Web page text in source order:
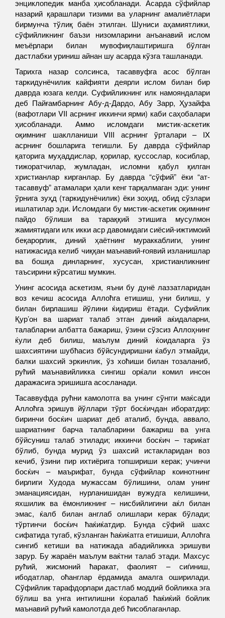
энциклопедик манба ҳисобланади. Асарда сўфийлар
назарий қарашлари тизими ва уларнинг амалиётлари
бирмунча тўлиқ баён этилган. Шуниси аҳамиятлики,
сўфийликнинг баъзи низомларини анъанавий ислом
меъёрлари билан мувофиқлаштиришга бўлган
дастлабки уриниш айнан шу асарда кўзга ташланади.
Тарихга назар солсинса, тасаввуфга асос бўлган
таркидунёчилик кайфияти деярли ислом билан бир
даврда юзага келди. Суфийликнинг илк намояндалари
деб Пайғамбарнинг Абу-д-Дардо, Абу Зарр, Ҳузайфа
(вафотлари VII асрнинг иккинчи ярми) каби саҳобалари
ҳисобланади. Аммо исломдаги мистик-аскетик
оқимнинг шаклланиши VIII асрнинг ўрталари – IX
асрнинг бошларига тегишли. Бу даврда сўфийлар
қаторига муҳаддислар, қорилар, қуссослар, косиблар,
тижоратчилар, жумладан, исломни қабул қилган
христианлар кирганлар. Бу даврда “сўфий” ёки “ат-
тасаввуф” атамалари ҳали кенг тарқалмаган эди: унинг
ўрнига зуҳд (таркидунёчилик) ёки зоҳид, обид сўзлари
ишлатилар эди. Исломдаги бу мистик-аскетик оқимнинг
пайдо бўлиши ва тараққий этишига мусулмон
жамиятидаги илк икки аср давомидаги сиёсий-ижтимоий
беқарорлик, диний ҳаётнинг мураккаблиги, унинг
натижасида келиб чиққан маънавий-ғоявий изланишлар
ва бошқа динларнинг, хусусан, христианликнинг
таъсирини кўрсатиш мумкин.
Унинг асосида аскетизм, яъни бу дунё лаззатларидан
воз кечиш асосида Аллоћга етишиш, уни билиш, у
билан бирлашиш йўлини ќидириш ётади. Суфийлик
Қур’он ва шариат талаб этган диний аќидаларни,
талабларни албатта бажариш, ўзини сўзсиз Аллоҳнинг
ќули деб билиш, маълум диний ќоидаларга ўз
шахсиятини шубћасиз бўйсундиришни ќабул этмайди,
балки шахсий эркинлик, ўз хоћиши билан тозаланиб,
рућий маънавийликка сингиш орќали комил инсон
даражасига эришишга асосланади.
Тасаввуфда рућни камолотга ва унинг сўнгги маќсади
Аллоћга эришув йўллари тўрт босќичдан иборатдир:
биринчи босќич шариат деб аталиб, бунда, аввало,
шариатнинг барча талабларини бажариш ва унга
бўйсуниш талаб этилади; иккинчи босќич – тариќат
бўлиб, бунда мурид ўз шахсий истакларидан воз
кечиб, ўзини пир ихтиёрига топшириши керак; учинчи
босќич – маърифат, бунда сўфийлар коинотнинг
бирлиги Худода мужассам бўлишини, олам унинг
эманациясидан, нурланишидан вужудга келишини,
яхшилик ва ёмонликнинг – нисбийлигини аќл билан
эмас, ќалб билан англаб олишлари керак бўлади;
тўртинчи босќич ћаќиќатдир. Бунда сўфий шахс
сифатида тугаб, кўзланган ћаќиќатга етишиши, Аллоћга
сингиб кетиши ва натижада абадийликка эришуви
зарур. Бу жараён маълум ваќтни талаб этади. Махсус
рућий, жисмоний ћаракат, фаолият – сиѓиниш,
ибодатлар, оћанглар ёрдамида амалга оширилади.
Сўфийлик тарафдорлари дастлаб моддий бойликка эга
бўлиш ва унга интилишни ќоралаб ћаќиќий бойлик
маънавий рућий камолотда деб ћисоблаганлар.